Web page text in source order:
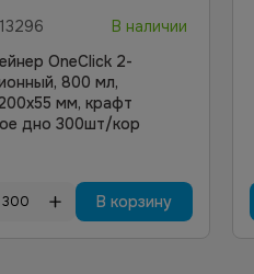
13296
В наличии
OneClick 2-
800 мл,
мм, крафт
дно 300шт/кор
В корзину